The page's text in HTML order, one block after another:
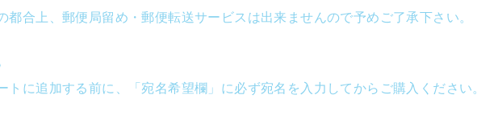
合上、郵便局留め・郵便転送サービスは出来ませんので予めご了承下さい。
トに追加する前に、「宛名希望欄」に必ず宛名を入力してからご購入ください。